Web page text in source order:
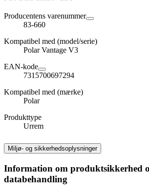
Producentens varenummer
83-660
Kompatibel med (model/serie)
Polar Vantage V3
EAN-kode
7315700697294
Kompatibel med (mærke)
Polar
Produkttype
Urrem
Miljø- og sikkerhedsoplysninger
Information om produktsikkerhed
databehandling